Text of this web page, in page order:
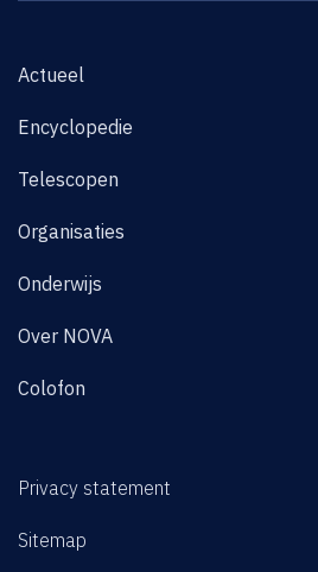
Actueel
Encyclopedie
Telescopen
Organisaties
Onderwijs
Over NOVA
Colofon
Privacy statement
Sitemap